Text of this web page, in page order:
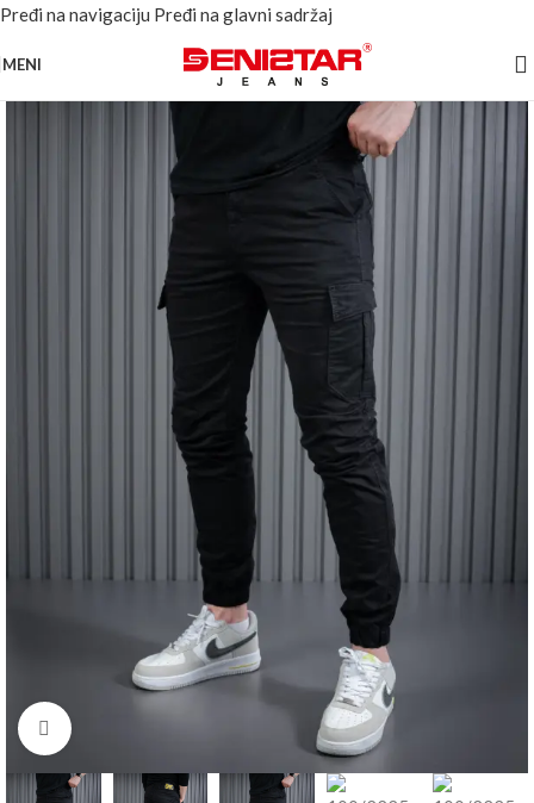
Pređi na navigaciju Pređi na glavni sadržaj
MENI
Kliknite za uvećanje